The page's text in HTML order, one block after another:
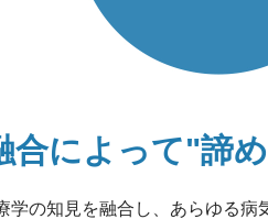
合によって"諦
の知見を融合し、 あらゆる病